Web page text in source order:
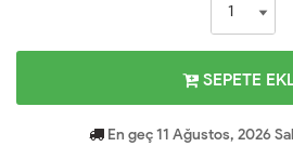
SEPETE
En geç 11 Ağustos, 2026